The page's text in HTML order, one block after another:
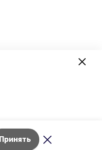
Принять
Лента новостей